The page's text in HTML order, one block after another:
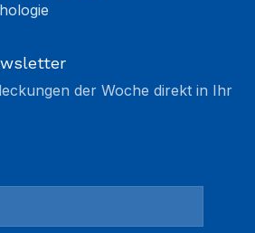
der Woche direkt in Ihr